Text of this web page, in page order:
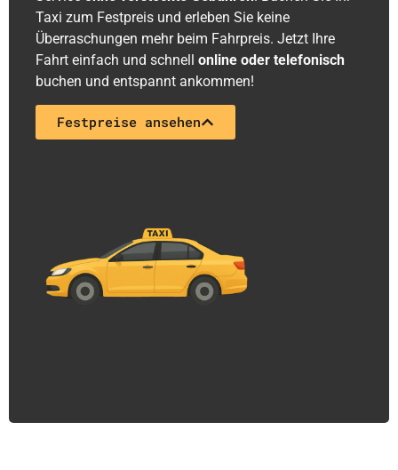
Taxi zum Festpreis und erleben Sie keine
Überraschungen mehr beim Fahrpreis. Jetzt Ihre
Fahrt einfach und schnell online oder telefonisch
buchen und entspannt ankommen!
Festpreise ansehen